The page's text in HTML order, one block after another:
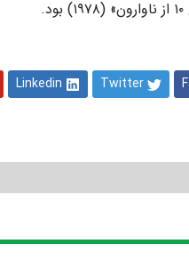
Twitter
Linkedin